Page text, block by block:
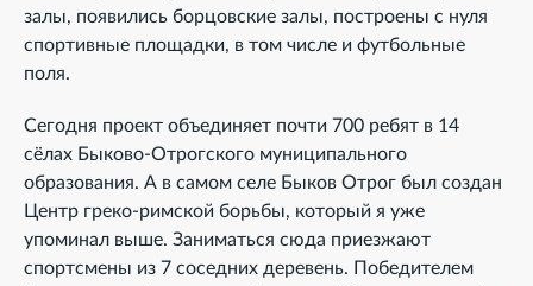
залы, появились борцовские залы, построены с нуля
спортивные площадки, в том числе и футбольные
поля.
Сегодня проект объединяет почти 700 ребят в 14
сёлах Быково-Отрогского муниципального
образования. А в самом селе Быков Отрог был создан
Центр греко-римской борьбы, который я уже
упоминал выше. Заниматься сюда приезжают
спортсмены из 7 соседних деревень. Победителем